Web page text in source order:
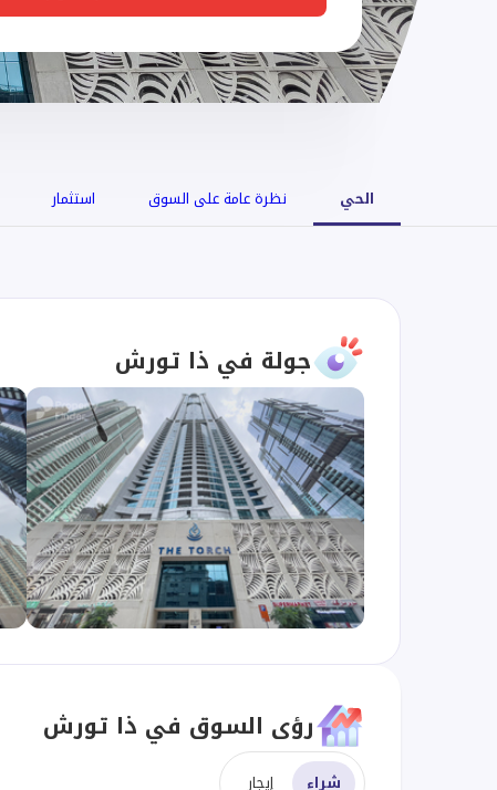
الحي نظرة عامة على السوق استثمار
جولة في ذا تورش
رؤى السوق في ذا تورش
شراء إيجار